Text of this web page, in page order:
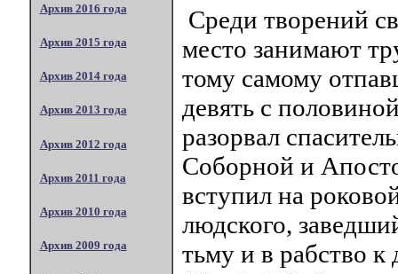
Архив 2016 года
Архив 2015 года
Архив 2014 года
Архив 2013 года
Архив 2012 года
Архив 2011 года
Архив 2010 года
Архив 2009 года
Среди творений
место занимают
тому самому
девять с
разорвал
Соборной и
вступил на
людского,
тьму и в рабство